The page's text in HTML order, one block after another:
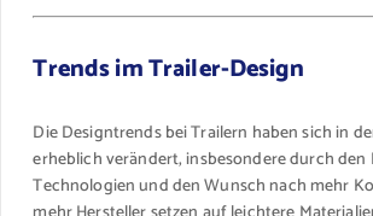
Trends im Trailer-Design
Die Designtrends bei Trailern haben sich in
erheblich verändert, insbesondere durch den
Technologien und den Wunsch nach mehr